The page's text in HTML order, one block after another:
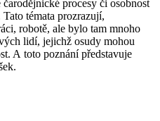
procesy či osobnost
témata prozrazují,
robotě, ale bylo tam mnoho
lidí, jejichž osudy mohou
A toto poznání představuje